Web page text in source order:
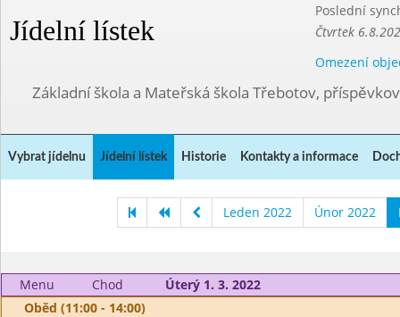
Jídelní lístek
Poslední
Čtvrtek
Omezení
Základní škola a Mateřská škola Třebotov,
Vybrat jídelnu Jídelní lístek Historie Kontakty a informace
Leden 2022 Únor 2022
Menu Chod
Úterý 1. 3. 2022
Oběd (11:00 - 14:00)